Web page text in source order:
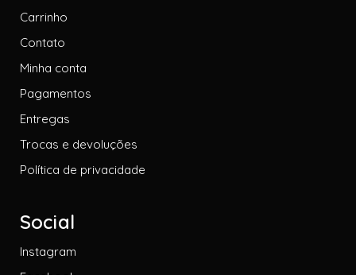
Carrinho
Contato
Minha conta
Pagamentos
Entregas
Trocas e devoluções
Política de privacidade
Social
Instagram